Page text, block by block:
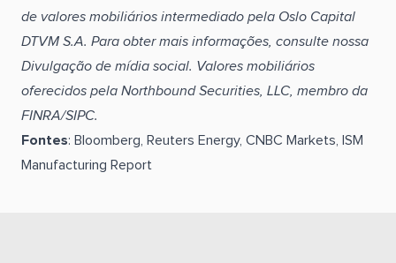
de valores mobiliários intermediado pela Oslo Capital
DTVM S.A. Para obter mais informações, consulte nossa
Divulgação de mídia social. Valores mobiliários
oferecidos pela Northbound Securities, LLC, membro da
FINRA/SIPC.
Fontes: Bloomberg, Reuters Energy, CNBC Markets, ISM
Manufacturing Report